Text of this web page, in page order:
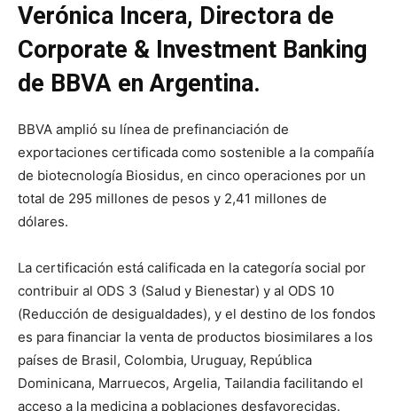
Verónica Incera, Directora de
Corporate & Investment Banking
de BBVA en Argentina.
BBVA amplió su línea de prefinanciación de
exportaciones certificada como sostenible a la compañía
de biotecnología Biosidus, en cinco operaciones por un
total de 295 millones de pesos y 2,41 millones de
dólares.
La certificación está calificada en la categoría social por
contribuir al ODS 3 (Salud y Bienestar) y al ODS 10
(Reducción de desigualdades), y el destino de los fondos
es para financiar la venta de productos biosimilares a los
países de Brasil, Colombia, Uruguay, República
Dominicana, Marruecos, Argelia, Tailandia facilitando el
acceso a la medicina a poblaciones desfavorecidas.